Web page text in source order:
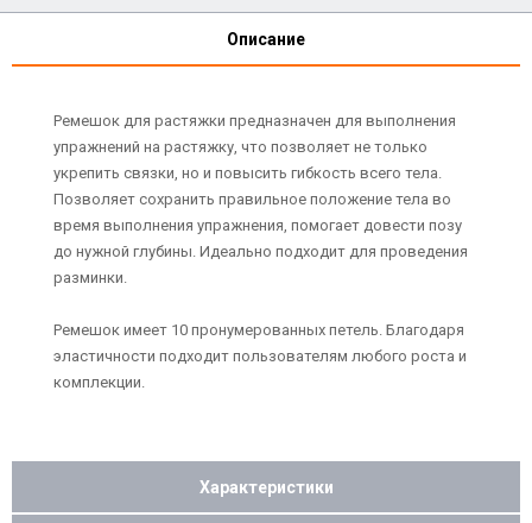
Описание
Ремешок для растяжки предназначен для выполнения
упражнений на растяжку, что позволяет не только
укрепить связки, но и повысить гибкость всего тела.
Позволяет сохранить правильное положение тела во
время выполнения упражнения, помогает довести позу
до нужной глубины. Идеально подходит для проведения
разминки.
Ремешок имеет 10 пронумерованных петель. Благодаря
эластичности подходит пользователям любого роста и
комплекции.
Характеристики